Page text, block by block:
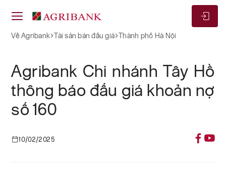
Về Agribank Tài sản bán đấu giá Thành phố Hà Nội
Agribank Chi nhánh Tây Hồ
thông báo đấu giá khoản nợ
số 160
10/02/2025